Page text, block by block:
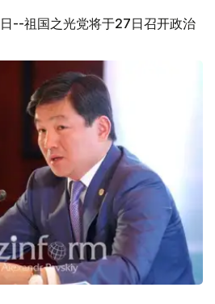
--祖国之光党将于27日召开政治